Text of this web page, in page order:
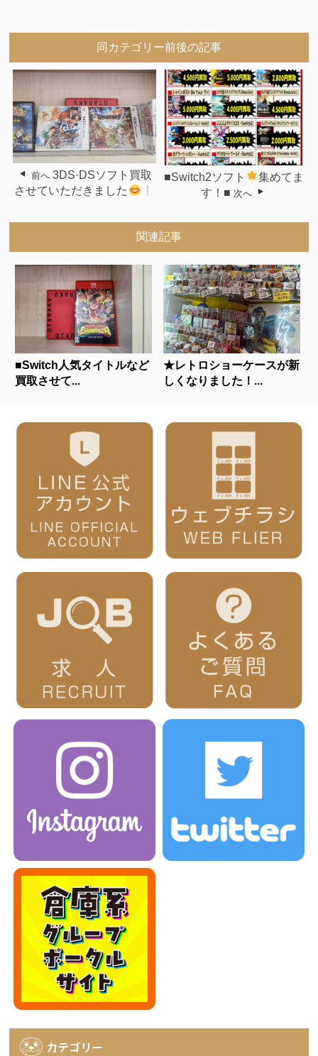
同カテゴリー前後の記事
前へ 3DS·DSソフト買取
させていただきました
■Switch2ソフト
集めてま
す！■ 次へ
関連記事
■Switch人気タイトルなど
買取させて...
★レトロショーケースが新
しくなりました！...
カテゴリー